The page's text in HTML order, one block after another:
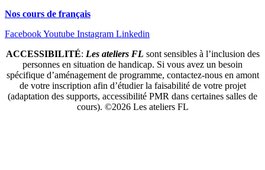
Nos cours de français
FacebookYoutube Instagram Linkedin
ACCESSIBILITÉ: Les ateliers FL sont sensibles à l’inclusion des
personnes en situation de handicap. Si vous avez un besoin
spécifique d’aménagement de programme, contactez-nous en amont
de votre inscription afin d’étudier la faisabilité de votre projet
(adaptation des supports, accessibilité PMR dans certaines salles de
cours). ©2026 Les ateliers FL